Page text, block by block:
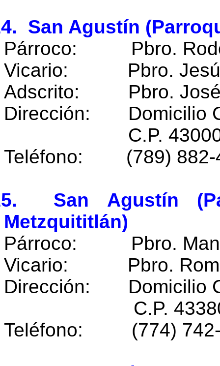
San Agustín
Párroco: Pbro.
Vicario: Pbro. Jesús
Adscrito: Pbro. José
Dirección: Domicilio
C.P. 43000
Teléfono: (789) 882-
San Agustín
Metzquititlán)
Párroco: Pbro.
Vicario: Pbro.
Dirección: Domicilio
C.P. 43380
Teléfono: (774) 742-